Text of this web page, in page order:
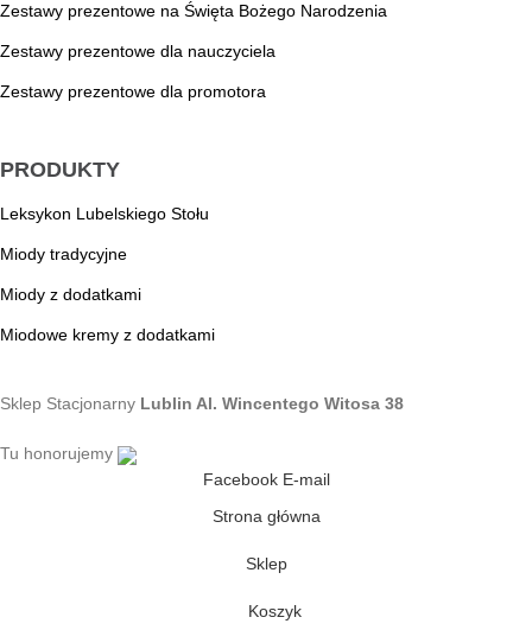
Zestawy prezentowe na Święta Bożego Narodzenia
Zestawy prezentowe dla nauczyciela
Zestawy prezentowe dla promotora
PRODUKTY
Leksykon Lubelskiego Stołu
Miody tradycyjne
Miody z dodatkami
Miodowe kremy z dodatkami
Sklep Stacjonarny Lublin Al. Wincentego Witosa 38
Tu honorujemy
Facebook E-mail
Strona główna
Sklep
Koszyk